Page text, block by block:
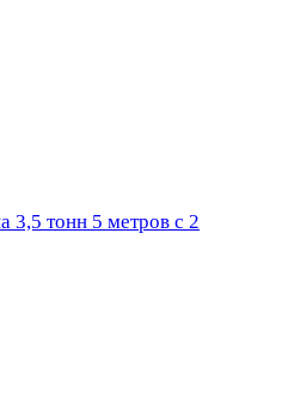
3,5 тонн 5 метров с 2